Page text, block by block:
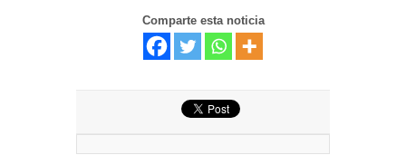
Comparte esta noticia